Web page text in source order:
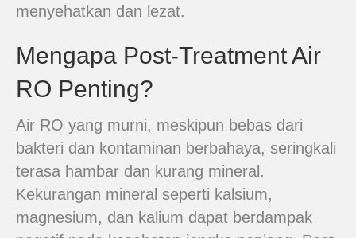
menyehatkan dan lezat.
Mengapa Post-Treatment Air
RO Penting?
Air RO yang murni, meskipun bebas dari
bakteri dan kontaminan berbahaya, seringkali
terasa hambar dan kurang mineral.
Kekurangan mineral seperti kalsium,
magnesium, dan kalium dapat berdampak